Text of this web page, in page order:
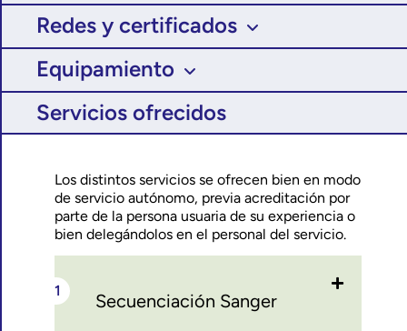
Redes y certificados
Equipamiento
Servicios ofrecidos
Los distintos servicios se ofrecen bien en modo
de servicio autónomo, previa acreditación por
parte de la persona usuaria de su experiencia o
bien delegándolos en el personal del servicio.
Secuenciación Sanger